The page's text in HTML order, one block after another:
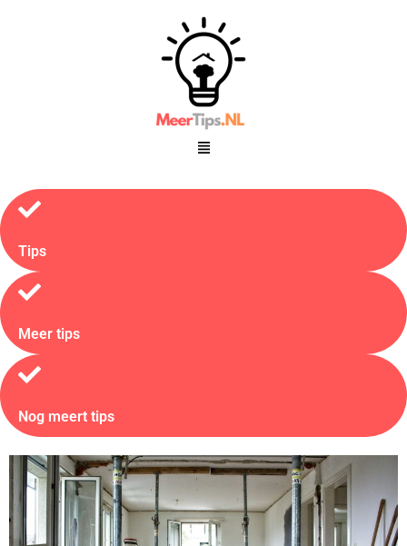
Tips
Meer tips
Nog meert tips